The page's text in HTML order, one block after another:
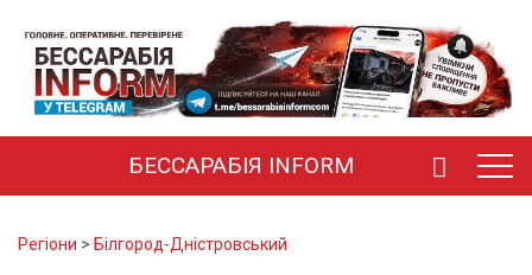
БЕССАРАБІЯ INFORM
Регіони > Білгород-Дністровський